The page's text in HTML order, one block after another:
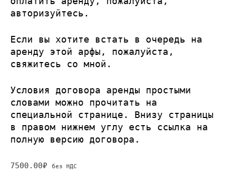
авторизуйтесь .
Если вы хотите встать в очередь на
аренду этой арфы, пожалуйста,
свяжитесь со мной .
Условия договора аренды простыми
словами можно прочитать на
специальной странице . Внизу страницы
в правом нижнем углу есть ссылка на
полную версию договора.
7500.00₽ без НДС